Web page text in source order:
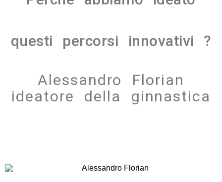
questi percorsi innovativi ?
Alessandro Florian
ideatore della ginnastica